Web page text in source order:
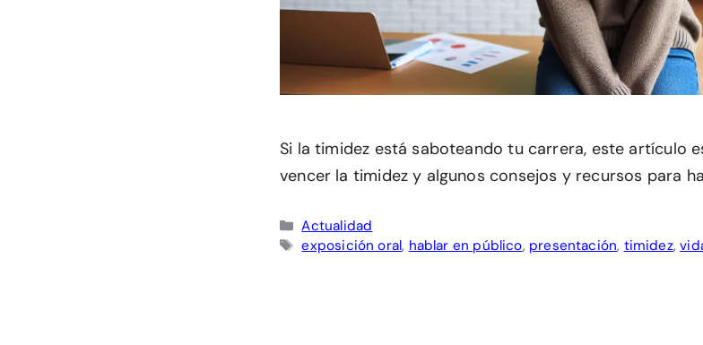
Si la timidez está saboteando tu carrera, este artículo
vencer la timidez y algunos consejos y recursos para
Categorías
Actualidad
Etiquetas
exposición oral, hablar en público, presentación, timidez,